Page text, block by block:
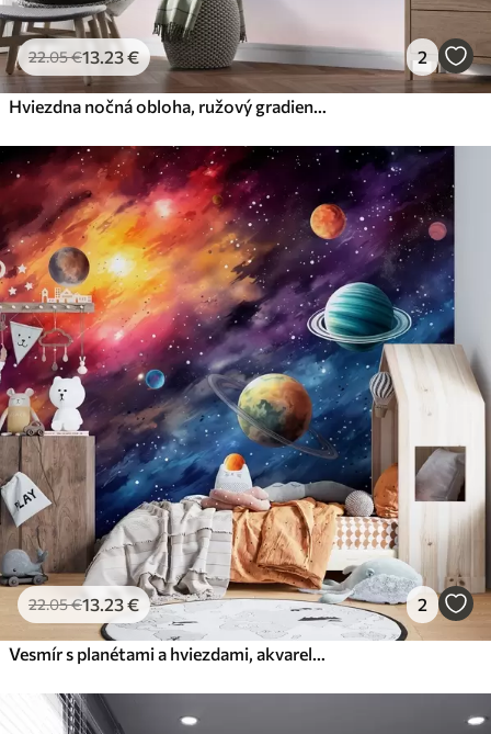
22.05€13 .23€ 2
22.05€13 .23€ 2